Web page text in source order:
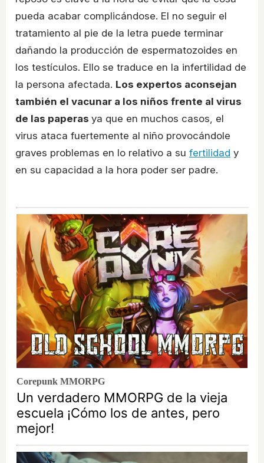
pueda acabar complicándose. El no seguir el
tratamiento al pie de la letra puede terminar
dañando la producción de espermatozoides en
los testículos. Ello se traduce en la infertilidad de
la persona afectada. Los expertos aconsejan
también el vacunar a los niños frente al virus
de las paperas ya que en muchos casos, el
virus ataca fuertemente al niño provocándole
graves problemas en lo relativo a su fertilidad y
en su capacidad a la hora poder ser padre.
Corepunk MMORPG
Un verdadero MMORPG de la vieja
escuela ¡Cómo los de antes, pero
mejor!